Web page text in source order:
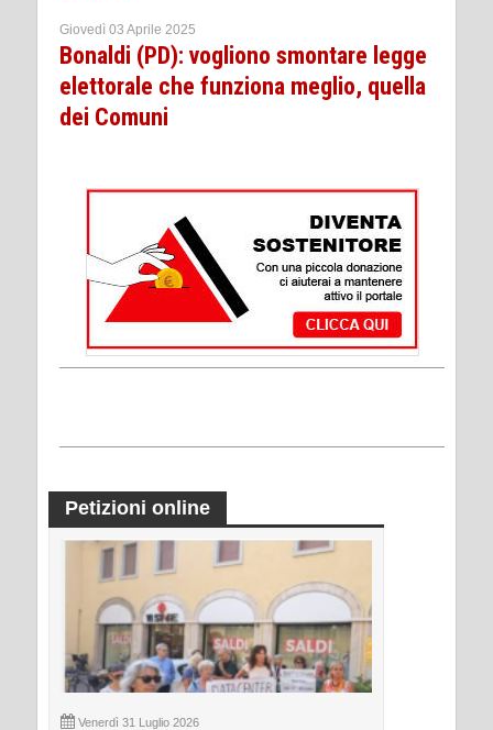
Giovedì 03 Aprile 2025
Bonaldi (PD): vogliono smontare legge
elettorale che funziona meglio, quella
dei Comuni
Petizioni online
Venerdì 31 Luglio 2026